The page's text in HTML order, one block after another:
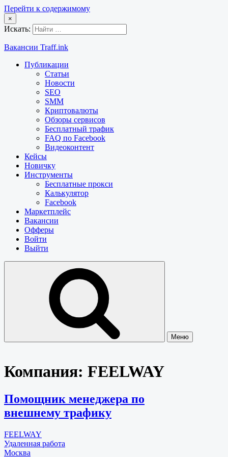
Перейти к содержимому
×
Искать:
Вакансии Traff.ink
Публикации
Статьи
Новости
SEO
SMM
Криптовалюты
Обзоры сервисов
Бесплатный трафик
FAQ по Facebook
Видеоконтент
Кейсы
Новичку
Инструменты
Бесплатные прокси
Калькулятор
Facebook
Маркетплейс
Вакансии
Офферы
Войти
Выйти
Меню
Компания: FEELWAY
Помощник менеджера по
внешнему трафику
FEELWAY
Удаленная работа
Москва